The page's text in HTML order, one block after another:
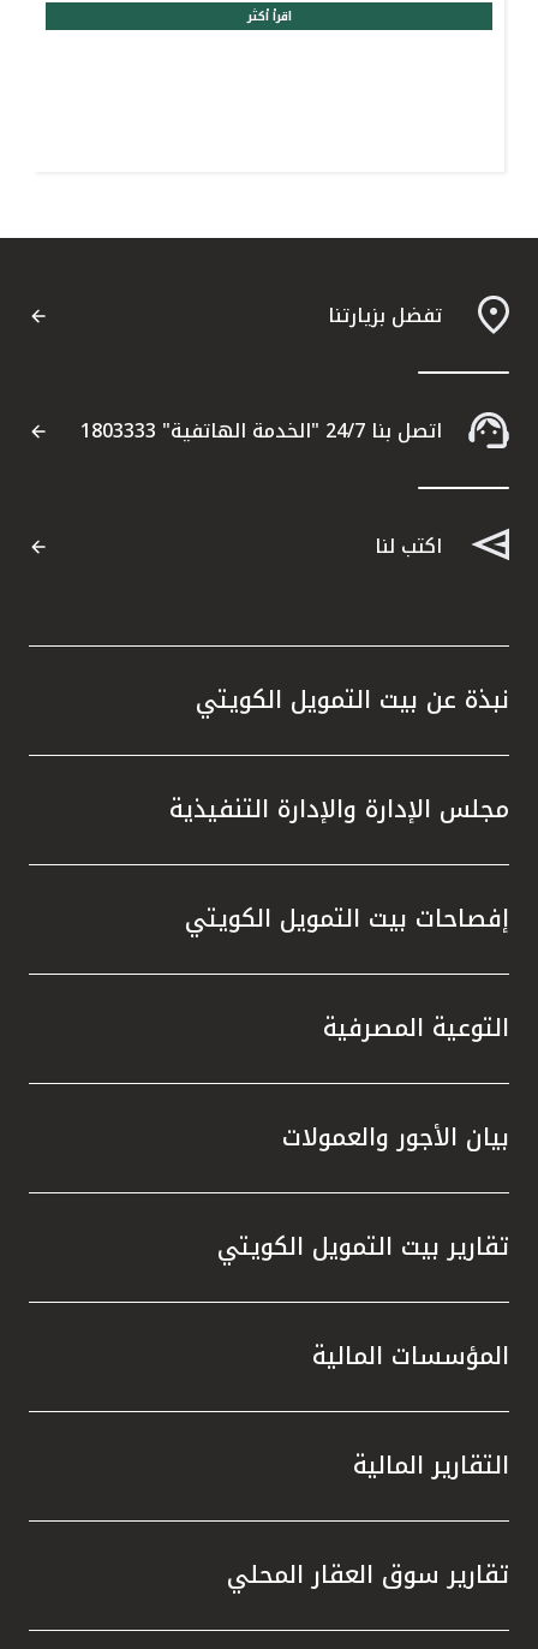
اقرأ أكثر
تفضل بزيارتنا
اتصل بنا 24/7 "الخدمة الهاتفية" 1803333
اكتب لنا
نبذة عن بيت التمويل الكويتي
مجلس الإدارة والإدارة التنفيذية
إفصاحات بيت التمويل الكويتي
التوعية المصرفية
بيان الأجور والعمولات
تقارير بيت التمويل الكويتي
المؤسسات المالية
التقارير المالية
تقارير سوق العقار المحلي